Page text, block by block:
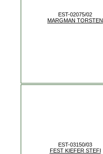
EST-02075/02
MARGMAN TORSTEN
EST-03150/03
FEST KIEFER STEFI